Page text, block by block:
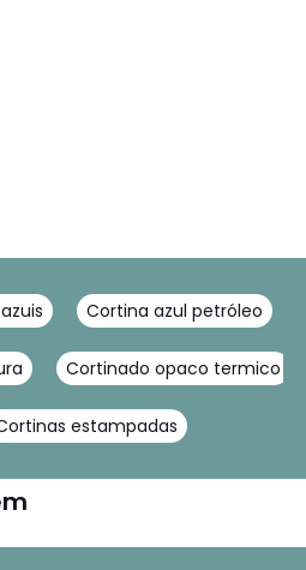
Cortina azul petróleo
Cortinado opaco termico
estampadas